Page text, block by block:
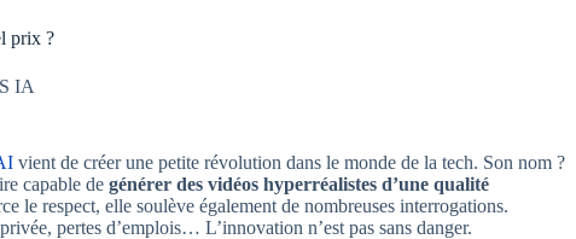
prix ?
IA
vient de créer une petite révolution dans le monde de la tech. Son nom ?
capable de générer des vidéos hyperréalistes d’une qualité
le respect, elle soulève également de nombreuses interrogations.
pertes d’emplois… L’innovation n’est pas sans danger.